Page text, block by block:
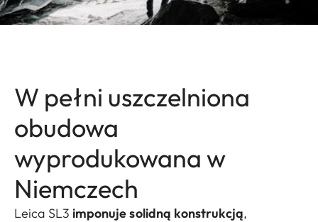
W pełni uszczelniona
obudowa
wyprodukowana w
Niemczech
Leica SL3 imponuje solidną konstrukcją,